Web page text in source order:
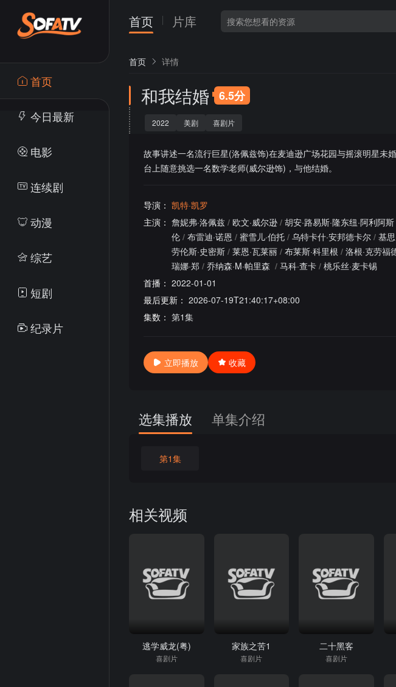
首页
今日最新
电影
连续剧
动漫
综艺
短剧
纪录片
首页 片库
首页 详情
和我结婚 6.5分
2022 美剧 喜剧片
故事讲述一名流行巨星(洛佩兹饰)在麦迪逊广场花园与摇滚明星未
台上随意挑选一名数学老师(威尔逊饰)，与他结婚。
导演： 凯特·凯罗
主演： 詹妮弗·洛佩兹 / 欧文·威尔逊 / 胡安·路易斯·隆东纽·阿利阿斯
伦 / 布雷迪·诺恩 / 蜜雪儿·伯托 / 乌特卡什·安邦德卡尔 / 基
劳伦斯·史密斯 / 莱恩·瓦莱丽 / 布莱斯·科里根 / 洛根·克劳福
瑞娜·郑 / 乔纳森·M·帕里森 / 马科·查卡 / 桃乐丝·麦卡锡
首播： 2022-01-01
最后更新： 2026-07-19T21:40:17+08:00
集数： 第1集
立即播放 收藏
选集播放 单集介绍
第1集
相关视频
逃学威龙(粤)
喜剧片
家族之苦1
喜剧片
二十黑客
喜剧片